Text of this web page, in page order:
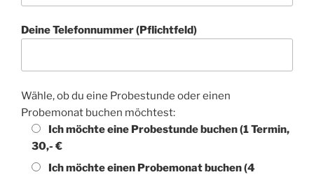
Deine Telefonnummer (Pflichtfeld)
Wähle, ob du eine Probestunde oder einen
Probemonat buchen möchtest:
Ich möchte eine Probestunde buchen (1 Termin,
30,- €
Ich möchte einen Probemonat buchen (4